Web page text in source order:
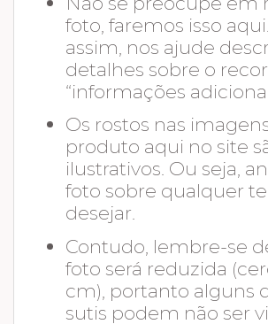
foto, faremos isso
assim, nos ajude
detalhes sobre o
“informações
Os rostos nas
produto aqui no site
ilustrativos. Ou seja,
foto sobre qualquer
desejar.
Contudo, lembre-se
foto será reduzida
cm), portanto alguns
sutis podem não ser